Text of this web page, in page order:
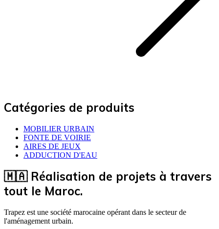
Catégories de produits
MOBILIER URBAIN
FONTE DE VOIRIE
AIRES DE JEUX
ADDUCTION D'EAU
🇲🇦 Réalisation de projets à travers
tout le Maroc.
Trapez est une société marocaine opérant dans le secteur de
l'aménagement urbain.